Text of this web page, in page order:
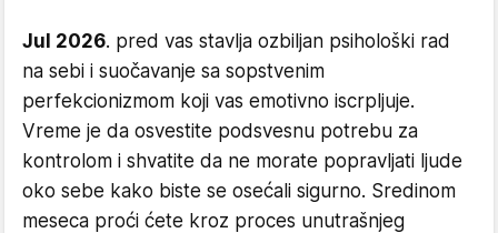
Jul 2026. pred vas stavlja ozbiljan psihološki rad
na sebi i suočavanje sa sopstvenim
perfekcionizmom koji vas emotivno iscrpljuje.
Vreme je da osvestite podsvesnu potrebu za
kontrolom i shvatite da ne morate popravljati ljude
oko sebe kako biste se osećali sigurno. Sredinom
meseca proći ćete kroz proces unutrašnjeg